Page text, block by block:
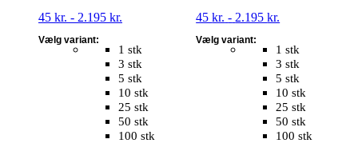
45 kr. - 2.195 kr.
til
2.195 kr.
1 stk
3 stk
5 stk
10 stk
25 stk
50 stk
100 stk
Vælg variant:
Mulighederne
kan
45kr. - 2.195kr.
til
2.195 kr.
1 stk
3 stk
5 stk
10 stk
25 stk
50 stk
100 stk
Vælg variant:
Mulighederne
kan
vælges